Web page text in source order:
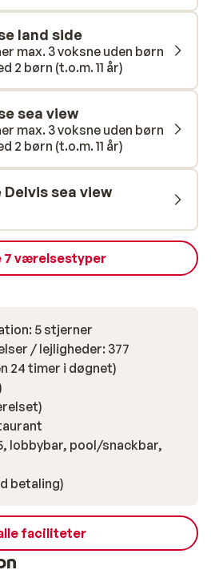
drink i en af de mange barer,
og strandbaren.
land side
max. 3 voksne uden børn
2 børn (t.o.m. 11 år)
sea view
max. 3 voksne uden børn
2 børn (t.o.m. 11 år)
sea view
7 værelsestyper
5 stjerner
/ lejligheder: 377
24 timer i døgnet)
lobbybar, pool/snackbar,
betaling)
faciliteter